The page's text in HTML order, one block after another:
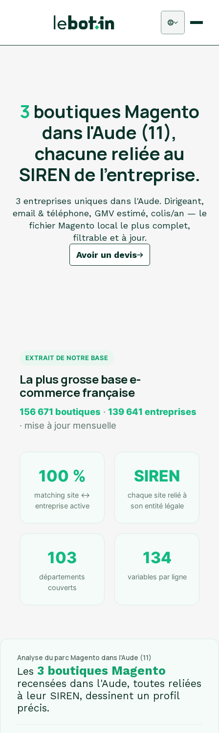
3 boutiques Magento
dans l'Aude (11),
chacune reliée au
SIREN de l'entreprise.
3 entreprises uniques dans l'Aude. Dirigeant,
email & téléphone, GMV estimé, colis/an — le
fichier Magento local le plus complet,
filtrable et à jour.
Avoir un devis
EXTRAIT DE NOTRE BASE
La plus grosse base e-
commerce française
156 671 boutiques · 139 641 entreprises
· mise à jour mensuelle
100 %
matching site ↔
entreprise active
SIREN
chaque site relié à
son entité légale
103
départements
couverts
134
variables par ligne
Analyse du parc Magento dans l'Aude (11)
Les3 boutiques Magento
recensées dans l'Aude, toutes reliées
à leur SIREN, dessinent un profil
précis.